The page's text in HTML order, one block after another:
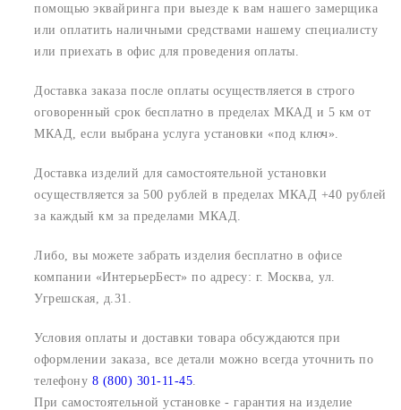
помощью эквайринга при выезде к вам нашего замерщика
или оплатить наличными средствами нашему специалисту
или приехать в офис для проведения оплаты.
Доставка заказа после оплаты осуществляется в строго
оговоренный срок бесплатно в пределах МКАД и 5 км от
МКАД, если выбрана услуга установки «под ключ».
Доставка изделий для самостоятельной установки
осуществляется за 500 рублей в пределах МКАД +40 рублей
за каждый км за пределами МКАД.
Либо, вы можете забрать изделия бесплатно в офисе
компании «ИнтерьерБест» по адресу: г. Москва, ул.
Угрешская, д.31.
Условия оплаты и доставки товара обсуждаются при
оформлении заказа, все детали можно всегда уточнить по
телефону 8 (800) 301-11-45
При самостоятельной установке - гарантия на изделие